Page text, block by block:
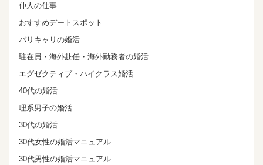
仲人の仕事
おすすめデートスポット
バリキャリの婚活
駐在員・海外赴任・海外勤務者の婚活
エグゼクティブ・ハイクラス婚活
40代の婚活
理系男子の婚活
30代の婚活
30代女性の婚活マニュアル
30代男性の婚活マニュアル